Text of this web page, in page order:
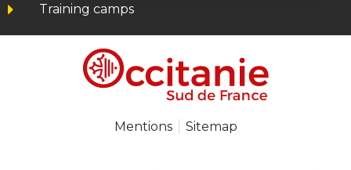
Training camps
Mentions Sitemap